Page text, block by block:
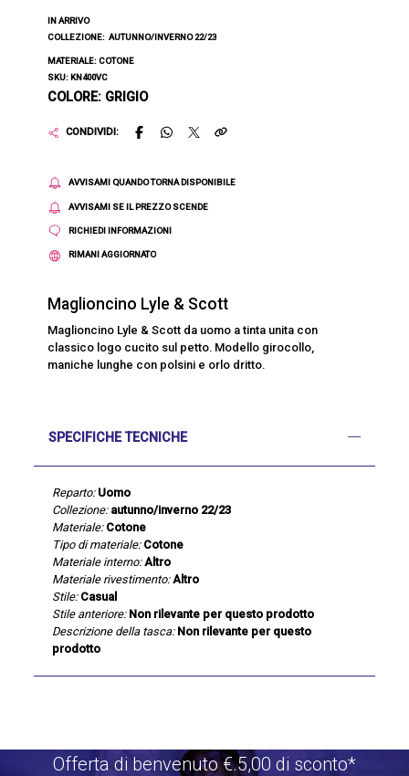
IN ARRIVO
COLLEZIONE: AUTUNNO/INVERNO 22/23
MATERIALE: COTONE
SKU: KN400VC
COLORE: GRIGIO
CONDIVIDI:
AVVISAMI QUANDO TORNA DISPONIBILE
AVVISAMI SE IL PREZZO SCENDE
RICHIEDI INFORMAZIONI
RIMANI AGGIORNATO
Maglioncino Lyle & Scott
Maglioncino Lyle & Scott da uomo a tinta unita con
classico logo cucito sul petto. Modello girocollo,
maniche lunghe con polsini e orlo dritto.
SPECIFICHE TECNICHE
Reparto: Uomo
Collezione: autunno/inverno 22/23
Materiale: Cotone
Tipo di materiale: Cotone
Materiale interno: Altro
Materiale rivestimento: Altro
Stile: Casual
Stile anteriore: Non rilevante per questo prodotto
Descrizione della tasca: Non rilevante per questo
prodotto
Offerta di benvenuto €.5,00 di sconto*